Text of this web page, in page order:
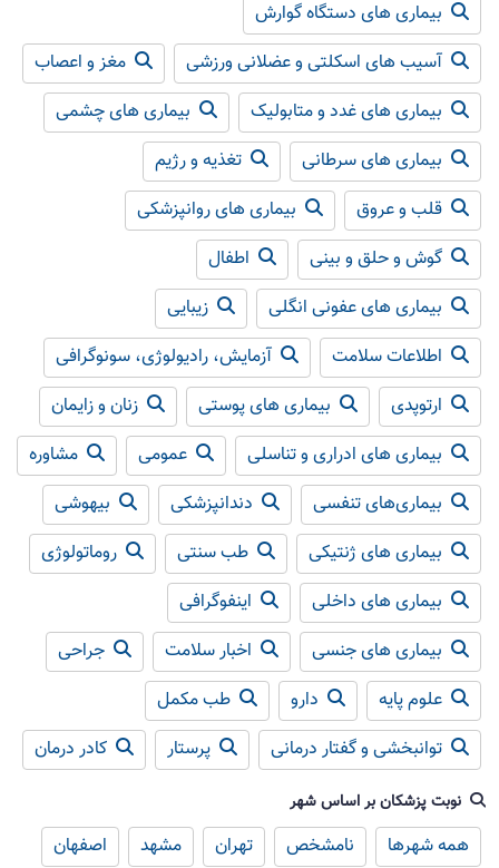
بیماری های دستگاه گوارش
آسیب های اسکلتی و عضلانی ورزشی
مغز و اعصاب
بیماری های غدد و متابولیک
بیماری های چشمی
بیماری های سرطانی
تغذیه و رژیم
قلب و عروق
بیماری های روانپزشکی
گوش و حلق و بینی
اطفال
بیماری های عفونی انگلی
زیبایی
اطلاعات سلامت
آزمایش، رادیولوژی، سونوگرافی
ارتوپدی
بیماری های پوستی
زنان و زایمان
بیماری های ادراری و تناسلی
عمومی
مشاوره
بیماری‌های تنفسی
دندانپزشکی
بیهوشی
بیماری های ژنتیکی
طب سنتی
روماتولوژی
بیماری های داخلی
اینفوگرافی
بیماری های جنسی
اخبار سلامت
جراحی
علوم پایه
دارو
طب مکمل
توانبخشی و گفتار درمانی
پرستار کادر درمان
نوبت پزشکان بر اساس شهر
همه شهرها نامشخص تهران مشهد
اصفهان